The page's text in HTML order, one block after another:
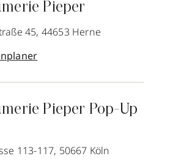
Pieper
45, 44653 Herne
Pieper Pop-Up
113-117, 50667 Köln